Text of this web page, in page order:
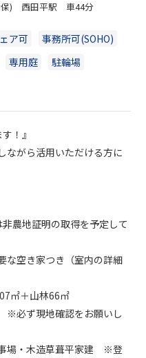
保) 西田平駅 車44分
ア可
事務所可(SOHO)
専用庭
駐輪場
！』
ながら活用いただける方に
農地証明の取得を予定して
空き家つき（室内の詳細
㎡＋山林66㎡
必ず現地確認をお願いし
場・木造草葺平家建 ※登